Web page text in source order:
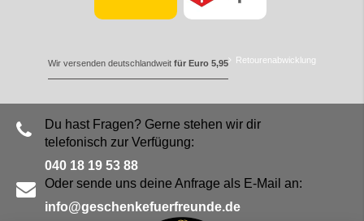
Wir versenden deutschlandweit für Euro 5,95 Retourenabwicklung
Du hast Fragen? Gerne stehen wir dir
telefonisch zur Verfügung:
040 18 19 53 88
Oder sende uns deine Anfrage als E-Mail an:
info@geschenkefuerfreunde.de